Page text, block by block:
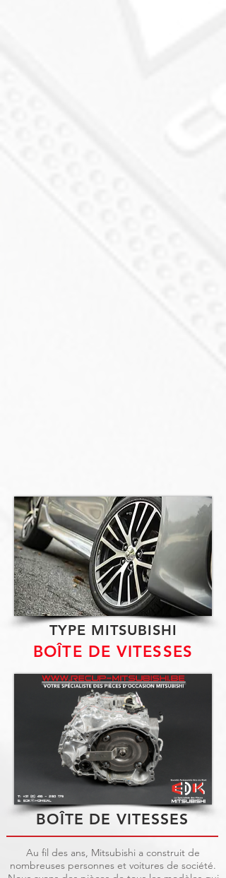
TYPE MITSUBISHI
BOÎTE DE VITESSES
BOÎTE DE VITESSES
Au fil des ans, Mitsubishi a construit de
nombreuses personnes et voitures de société.